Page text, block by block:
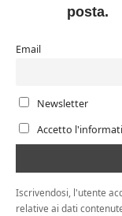
posta.
Email
Newsletter
Accetto
Iscrivendosi, l'utente
relative ai dati